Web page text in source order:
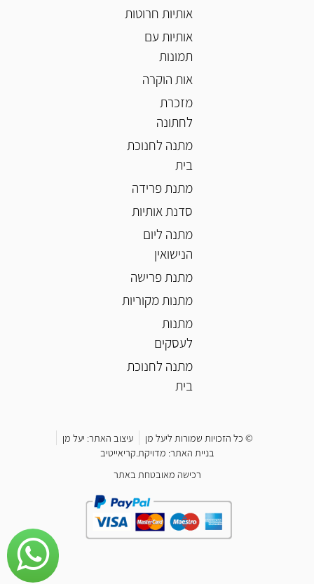
אותיות חרוטות
אותיות עם
תמונות
אות הוקרה
מזכרת
לחתונה
מתנה לחנוכת
בית
מתנת פרידה
סדנת אותיות
מתנה ליום
הנישואין
מתנת פרישה
מתנות מקוריות
מתנות
לעסקים
מתנה לחנוכת
בית
© כל הזכויות שמורות ליעל מן
עיצוב האתר: יעל מן
בניית האתר: מדויקת.קריאייטיב
רכישה מאובטחת באתר